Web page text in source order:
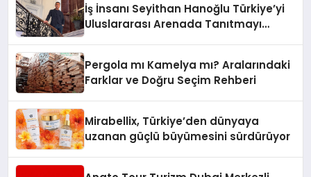
İş İnsanı Seyithan Hanoğlu Türkiye’yi
Uluslararası Arenada Tanıtmayı
Pergola mı Kamelya mı? Aralarındaki
Farklar ve Doğru Seçim Rehberi
Mirabellix, Türkiye’den dünyaya
uzanan güçlü büyümesini sürdürüyor